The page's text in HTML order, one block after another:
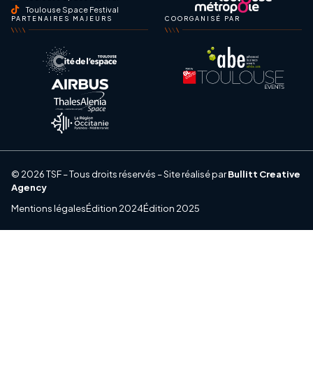
Toulouse Space Festival
PARTENAIRES MAJEURS COORGANISÉ PAR
© 2026 TSF – Tous droits réservés – Site réalisé parBullitt Creative
Agency
Mentions légalesÉdition 2024Édition 2025